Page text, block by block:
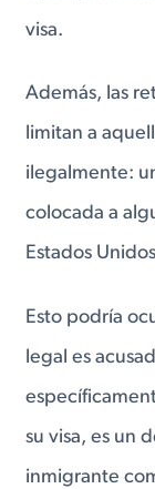
visa.
Además, las
limitan a
ilegalmente:
colocada a
Estados
Esto podría
legal es
su visa, es un
inmigrante